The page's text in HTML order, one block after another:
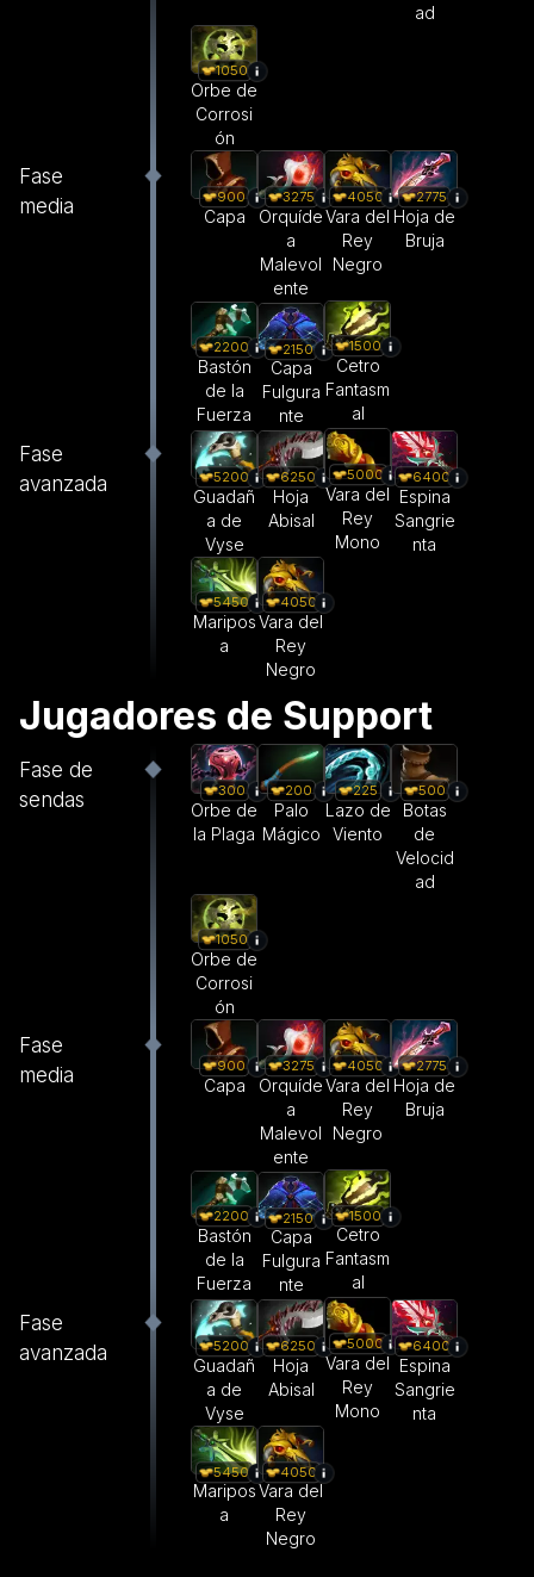
ad
1050
Orbe de
Corrosi
ón
Fase
media
900
Capa
3275
Orquíde
a
Malevol
ente
4050
Vara del
Rey
Negro
2775
Hoja de
Bruja
2200
Bastón
de la
Fuerza
2150
Capa
Fulgura
nte
1500
Cetro
Fantasm
al
Fase
avanzada
5200
Guadañ
a de
Vyse
6250
Hoja
Abisal
5000
Vara del
Rey
Mono
6400
Espina
Sangrie
nta
5450
Maripos
a
4050
Vara del
Rey
Negro
Jugadores de Support
Fase de
sendas
300
Orbe de
la Plaga
200
Palo
Mágico
225
Lazo de
Viento
500
Botas
de
Velocid
ad
1050
Orbe de
Corrosi
ón
Fase
media
900
Capa
3275
Orquíde
a
Malevol
ente
4050
Vara del
Rey
Negro
2775
Hoja de
Bruja
2200
Bastón
de la
Fuerza
2150
Capa
Fulgura
nte
1500
Cetro
Fantasm
al
Fase
avanzada
5200
Guadañ
a de
Vyse
6250
Hoja
Abisal
5000
Vara del
Rey
Mono
6400
Espina
Sangrie
nta
5450
Maripos
a
4050
Vara del
Rey
Negro